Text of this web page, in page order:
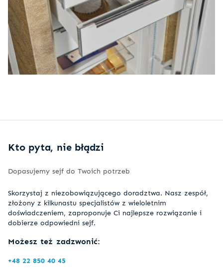
Kto pyta, nie błądzi
Dopasujemy sejf do Twoich potrzeb
Skorzystaj z niezobowiązującego doradztwa. Nasz zespół,
złożony z kilkunastu specjalistów z wieloletnim
doświadczeniem, zaproponuje Ci najlepsze rozwiązanie i
dobierze odpowiedni sejf.
Możesz też zadzwonić:
+48 22 850 40 45